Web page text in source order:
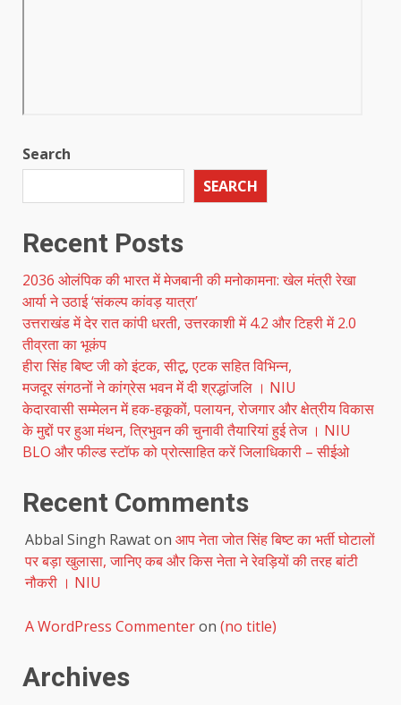
Search
SEARCH
Recent Posts
2036 ओलंपिक की भारत में मेजबानी की मनोकामना: खेल मंत्री रेखा
आर्या ने उठाई ‘संकल्प कांवड़ यात्रा’
उत्तराखंड में देर रात कांपी धरती, उत्तरकाशी में 4.2 और टिहरी में 2.0
तीव्रता का भूकंप
हीरा सिंह बिष्ट जी को इंटक, सीटू, एटक सहित विभिन्न,
मजदूर संगठनों ने कांग्रेस भवन में दी श्रद्धांजलि । NIU
केदारवासी सम्मेलन में हक-हकूकों, पलायन, रोजगार और क्षेत्रीय विकास
के मुद्दों पर हुआ मंथन, त्रिभुवन की चुनावी तैयारियां हुई तेज । NIU
BLO और फील्ड स्टॉफ को प्रोत्साहित करें जिलाधिकारी – सीईओ
Recent Comments
Abbal Singh Rawaton आप नेता जोत सिंह बिष्ट का भर्ती घोटालों
पर बड़ा खुलासा, जानिए कब और किस नेता ने रेवड़ियों की तरह बांटी
नौकरी । NIU
A WordPress Commenteron (no title)
Archives